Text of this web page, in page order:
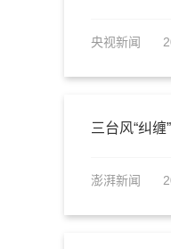
央视新闻
三台风“纠
澎湃新闻